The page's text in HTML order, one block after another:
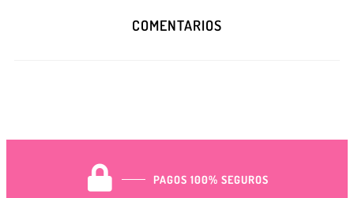
COMENTARIOS
PAGOS 100% SEGUROS